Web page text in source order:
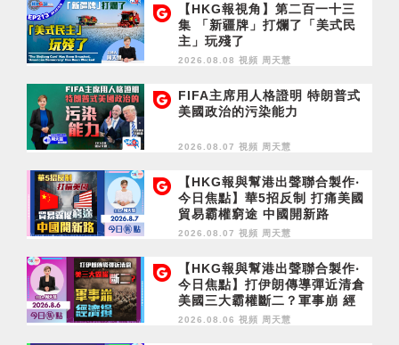
【HKG報視角】第二百一十三
集 「新疆牌」打爛了「美式民
主」玩殘了
2026.08.08 視頻 周天慧
FIFA主席用人格證明 特朗普式
美國政治的污染能力
2026.08.07 視頻 周天慧
【HKG報與幫港出聲聯合製作‧
今日焦點】華5招反制 打痛美國
貿易霸權窮途 中國開新路
2026.08.07 視頻 周天慧
【HKG報與幫港出聲聯合製作‧
今日焦點】打伊朗傳導彈近清倉
美國三大霸權斷二？軍事崩 經
濟損
2026.08.06 視頻 周天慧